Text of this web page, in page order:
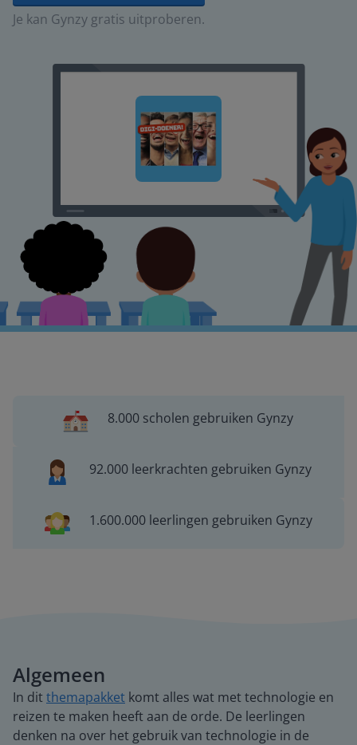
Je kan Gynzy gratis uitproberen.
8.000 scholen gebruiken Gynzy
92.000 leerkrachten gebruiken Gynzy
1.600.000 leerlingen gebruiken Gynzy
Algemeen
In ditthemapakket komt alles wat met technologie en
reizen te maken heeft aan de orde. De leerlingen
denken na over het gebruik van technologie in de